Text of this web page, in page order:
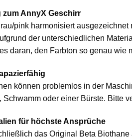
zum AnnyX Geschirr
pink harmonisiert
der unterschiedlichen
daran, den Farbton so genau wie
können problemlos in der
Schwamm oder einer Bürste. Bitte
für höchste Ansprüche
das Original Beta Biothane